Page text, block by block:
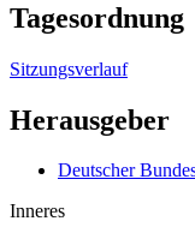
Tagesordnung
Sitzungsverlauf
Herausgeber
Deutscher
Inneres